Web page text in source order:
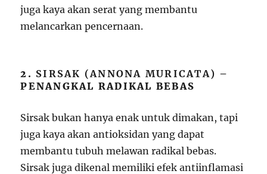
juga kaya akan serat yang membantu
melancarkan pencernaan.
2. SIRSAK (ANNONA MURICATA) –
PENANGKAL RADIKAL BEBAS
Sirsak bukan hanya enak untuk dimakan, tapi
juga kaya akan antioksidan yang dapat
membantu tubuh melawan radikal bebas.
Sirsak juga dikenal memiliki efek antiinflamasi